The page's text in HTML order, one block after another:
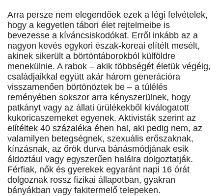
Arra persze nem elegendőek ezek a légi felvételek,
hogy a kegyetlen tábori élet rejtelmeibe is
bevezesse a kíváncsiskodókat. Erről inkább az a
nagyon kevés egykori észak-koreai elítélt mesélt,
akinek sikerült a börtöntáborokból külföldre
menekülnie. A rabok – akik többségét életük végéig,
családjaikkal együtt akár három generációra
visszamenően börtönöztek be – a túlélés
reményében sokszor arra kényszerülnek, hogy
patkányt vagy az állati ürülékekből kiválogatott
kukoricaszemeket egyenek. Aktivisták szerint az
elítéltek 40 százaléka éhen hal, aki pedig nem, az
valamilyen betegségnek, szexuális erőszaknak,
kínzásnak, az őrök durva bánásmódjának esik
áldoztául vagy egyszerűen halálra dolgoztatják.
Férfiak, nők és gyerekek egyaránt napi 16 órát
dolgoznak rossz fizikai állapotban, gyakran
bányákban vagy fakitermelő telepeken.